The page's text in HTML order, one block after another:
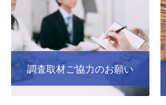
調査取材ご協力のお願い